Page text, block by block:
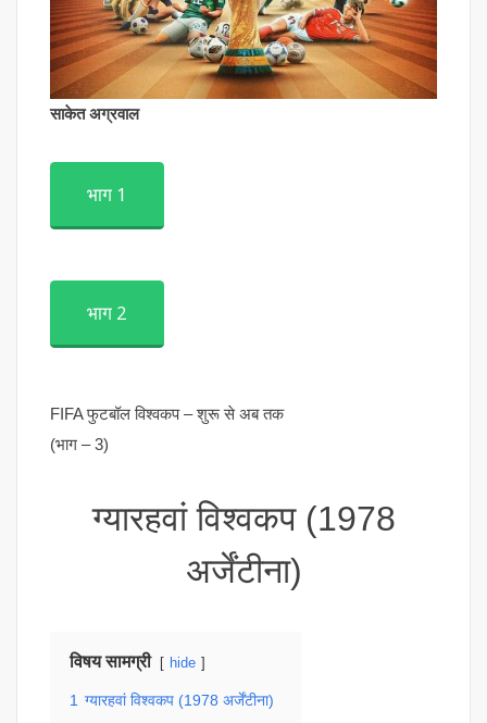
साकेत अग्रवाल
भाग 1
भाग 2
FIFA फुटबॉल विश्वकप – शुरू से अब तक
(भाग – 3)
ग्यारहवां विश्वकप (1978
अर्जेंटीना)
विषय सामग्री hide
1 ग्यारहवां विश्वकप (1978 अर्जेंटीना)